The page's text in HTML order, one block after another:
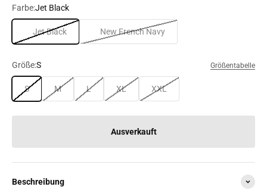
Farbe:Jet Black
Jet Black New French Navy
Größe:S Größentabelle
S M L XL XXL
Ausverkauft
Beschreibung